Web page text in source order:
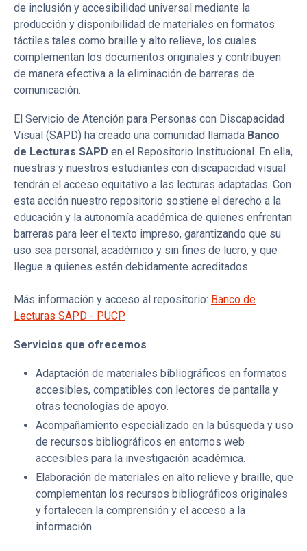
de inclusión y accesibilidad universal mediante la
producción y disponibilidad de materiales en formatos
táctiles tales como braille y alto relieve, los cuales
complementan los documentos originales y contribuyen
de manera efectiva a la eliminación de barreras de
comunicación.
El Servicio de Atención para Personas con Discapacidad
Visual (SAPD) ha creado una comunidad llamada Banco
de Lecturas SAPD en el Repositorio Institucional. En ella,
nuestras y nuestros estudiantes con discapacidad visual
tendrán el acceso equitativo a las lecturas adaptadas. Con
esta acción nuestro repositorio sostiene el derecho a la
educación y la autonomía académica de quienes enfrentan
barreras para leer el texto impreso, garantizando que su
uso sea personal, académico y sin fines de lucro, y que
llegue a quienes estén debidamente acreditados.
Más información y acceso al repositorio: Banco de
Lecturas SAPD - PUCP
Servicios que ofrecemos
Adaptación de materiales bibliográficos en formatos
accesibles, compatibles con lectores de pantalla y
otras tecnologías de apoyo.
Acompañamiento especializado en la búsqueda y uso
de recursos bibliográficos en entornos web
accesibles para la investigación académica.
Elaboración de materiales en alto relieve y braille, que
complementan los recursos bibliográficos originales
y fortalecen la comprensión y el acceso a la
información.